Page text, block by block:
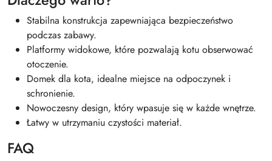
Stabilna konstrukcja zapewniająca bezpieczeństwo
podczas zabawy.
Platformy widokowe, które pozwalają kotu obserwować
otoczenie.
Domek dla kota, idealne miejsce na odpoczynek i
schronienie.
Nowoczesny design, który wpasuje się w każde wnętrze.
Łatwy w utrzymaniu czystości materiał.
FAQ